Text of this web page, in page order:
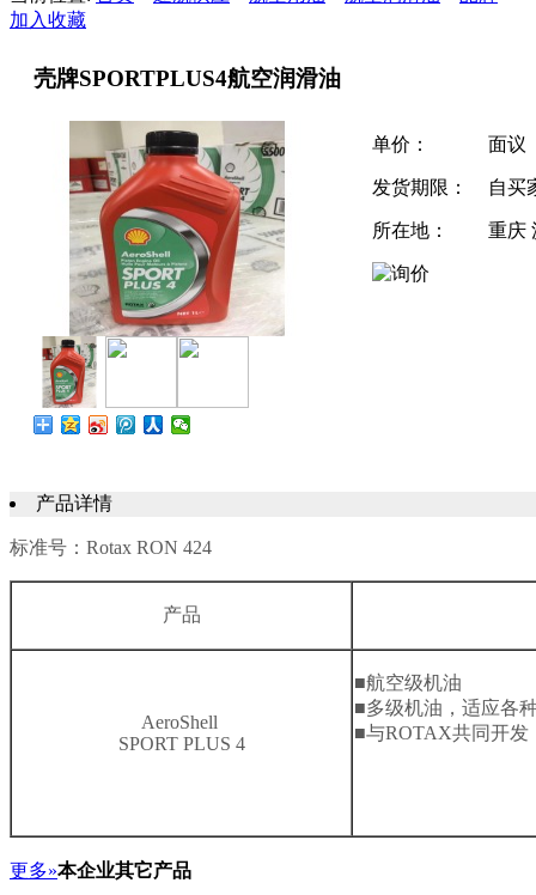
加入收藏
壳牌SPORTPLUS4航空润滑油
单价： 面议
发货期限： 自买
所在地： 重庆
产品详情
标准号：Rotax RON 424
产品
AeroShell
SPORT PLUS 4
■航空级机油
■多级机油，适应各
■与ROTAX共同开发
更多»本企业其它产品